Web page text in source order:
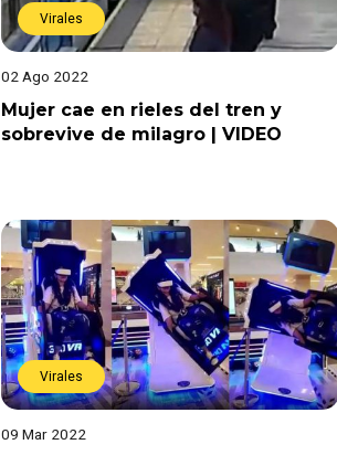
Virales
02 Ago 2022
Mujer cae en rieles del tren y
sobrevive de milagro | VIDEO
Virales
09 Mar 2022